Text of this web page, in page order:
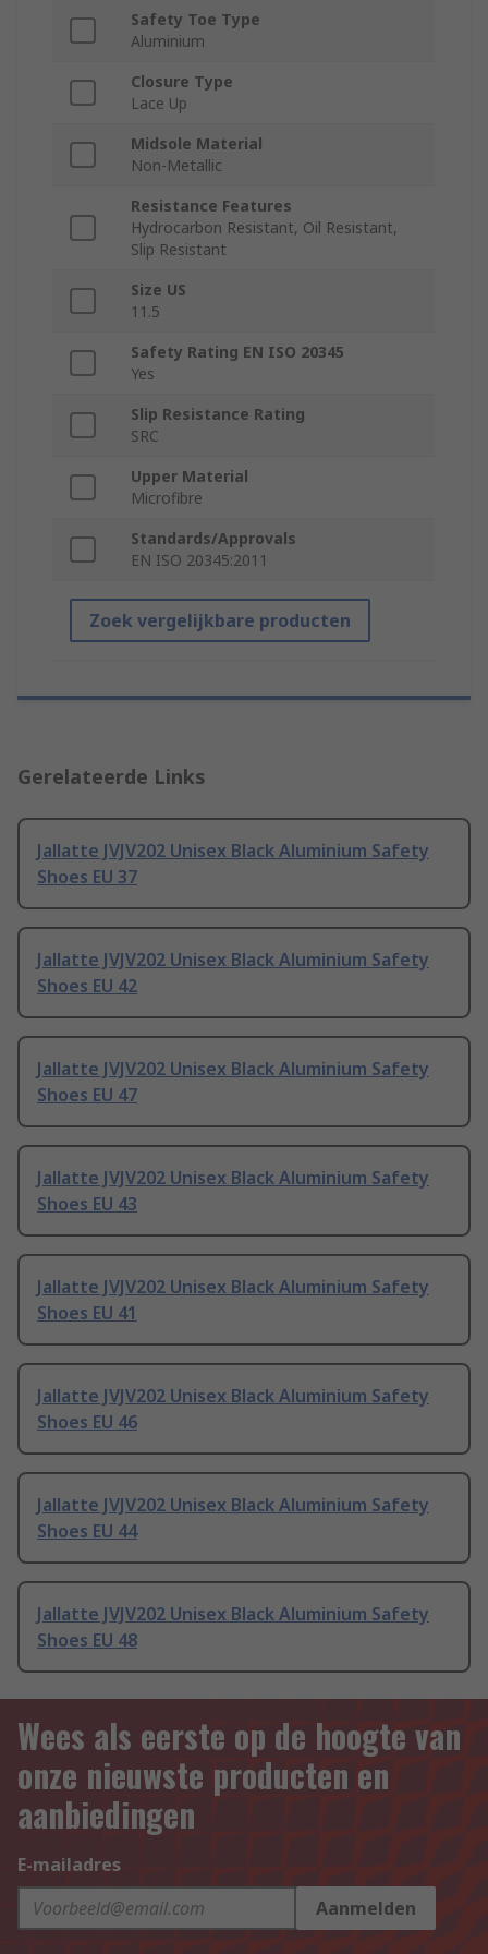
Safety Toe Type
Aluminium
Closure Type
Lace Up
Midsole Material
Non-Metallic
Resistance Features
Hydrocarbon Resistant, Oil Resistant,
Slip Resistant
Size US
11.5
Safety Rating EN ISO 20345
Yes
Slip Resistance Rating
SRC
Upper Material
Microfibre
Standards/Approvals
EN ISO 20345:2011
Zoek vergelijkbare producten
Gerelateerde Links
Jallatte JVJV202 Unisex Black Aluminium Safety
Shoes EU 37
Jallatte JVJV202 Unisex Black Aluminium Safety
Shoes EU 42
Jallatte JVJV202 Unisex Black Aluminium Safety
Shoes EU 47
Jallatte JVJV202 Unisex Black Aluminium Safety
Shoes EU 43
Jallatte JVJV202 Unisex Black Aluminium Safety
Shoes EU 41
Jallatte JVJV202 Unisex Black Aluminium Safety
Shoes EU 46
Jallatte JVJV202 Unisex Black Aluminium Safety
Shoes EU 44
Jallatte JVJV202 Unisex Black Aluminium Safety
Shoes EU 48
Wees als eerste op de hoogte van
onze nieuwste producten en
aanbiedingen
E-mailadres
Aanmelden